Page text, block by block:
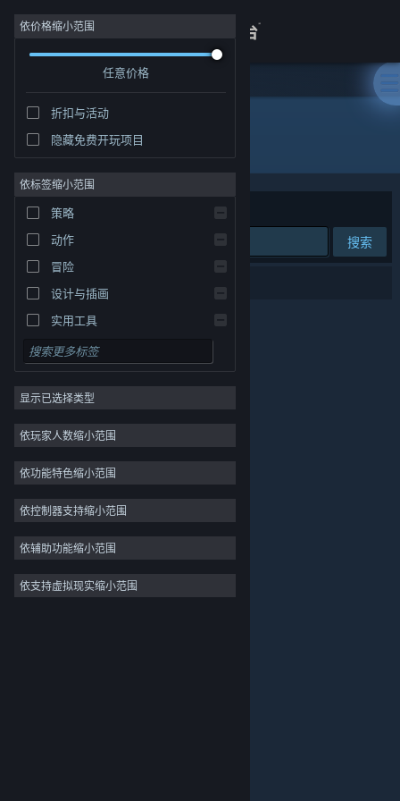
登录
关于
客服
关于蒸汽平台|退款政策|软件许可服务协议
个人信息保护政策|个人信息出境告知书|
依价格缩小范围
任意价格
折扣与活动
隐藏免费开玩项目
依标签缩小范围
策略
动作
冒险
设计与插画
实用工具
免费开玩
角色扮演
大型多人在线
独立
休闲
模拟
竞速
体育
视频制作
显示已选择类型
依玩家人数缩小范围
依功能特色缩小范围
依控制器支持缩小范围
依辅助功能缩小范围
依支持虚拟现实缩小范围
发行商: Silk Road Games
排序依据 相关性
搜索
0 个匹配的搜索结果。